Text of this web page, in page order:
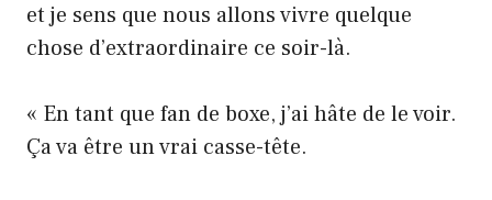
et je sens que nous allons vivre quelque
chose d’extraordinaire ce soir-là.
« En tant que fan de boxe, j’ai hâte de le voir.
Ça va être un vrai casse-tête.